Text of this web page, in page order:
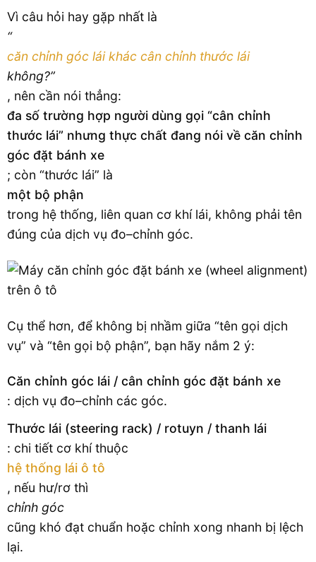
Vì câu hỏi hay gặp nhất là
“
căn chỉnh góc lái khác cân chỉnh thước lái
không?”
, nên cần nói thẳng:
đa số trường hợp người dùng gọi “cân chỉnh
thước lái” nhưng thực chất đang nói về căn chỉnh
góc đặt bánh xe
; còn “thước lái” là
một bộ phận
trong hệ thống, liên quan cơ khí lái, không phải tên
đúng của dịch vụ đo–chỉnh góc.
Cụ thể hơn, để không bị nhầm giữa “tên gọi dịch
vụ” và “tên gọi bộ phận”, bạn hãy nắm 2 ý:
Căn chỉnh góc lái / cân chỉnh góc đặt bánh xe
: dịch vụ đo–chỉnh các góc.
Thước lái (steering rack) / rotuyn / thanh lái
: chi tiết cơ khí thuộc
hệ thống lái ô tô
, nếu hư/rơ thì
chỉnh góc
cũng khó đạt chuẩn hoặc chỉnh xong nhanh bị lệch
lại.